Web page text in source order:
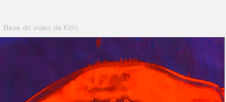
Base do vídeo de Kithi